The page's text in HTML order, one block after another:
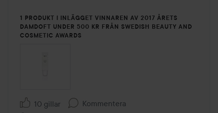
1 PRODUKT I INLÄGGET VINNAREN AV 2017 ÅRETS
DAMDOFT UNDER 500 KR FRÅN SWEDISH BEAUTY AND
COSMETIC AWARDS
10 gillar Kommentera